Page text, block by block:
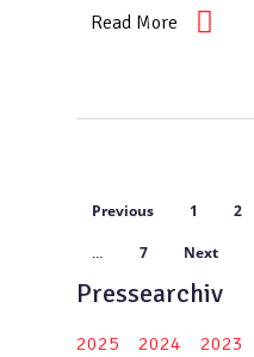
Read More
Previous 1 2
… 7 Next
Pressearchiv
2025 2024 2023